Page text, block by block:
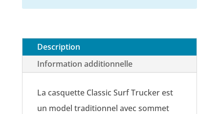
Description
Information additionnelle
La casquette Classic Surf Trucker est
un model traditionnel avec sommet